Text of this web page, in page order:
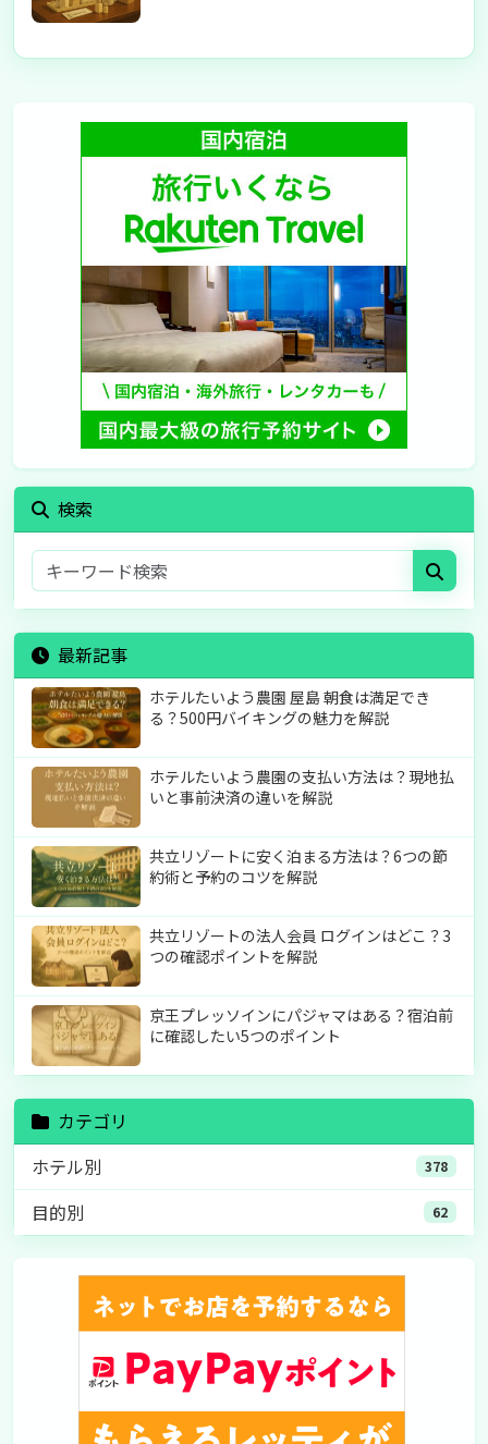
検索
最新記事
ホテルたいよう農園 屋島 朝食は満足でき
る？500円バイキングの魅力を解説
ホテルたいよう農園の支払い方法は？現地払
いと事前決済の違いを解説
共立リゾートに安く泊まる方法は？6つの節
約術と予約のコツを解説
共立リゾートの法人会員 ログインはどこ？3
つの確認ポイントを解説
京王プレッソインにパジャマはある？宿泊前
に確認したい5つのポイント
カテゴリ
ホテル別
378
目的別 62